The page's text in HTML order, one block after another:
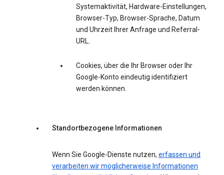
Systemaktivität, Hardware-Einstellungen,
Browser-Typ, Browser-Sprache, Datum
und Uhrzeit Ihrer Anfrage und Referral-
URL.
Cookies, über die Ihr Browser oder Ihr
Google-Konto eindeutig identifiziert
werden können.
Standortbezogene Informationen
Wenn Sie Google-Dienste nutzen, erfassen und
verarbeiten wir möglicherweise Informationen